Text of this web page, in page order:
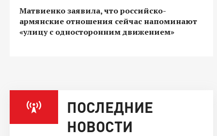
Матвиенко заявила, что российско-
армянские отношения сейчас напоминают
«улицу с односторонним движением»
ПОСЛЕДНИЕ
НОВОСТИ